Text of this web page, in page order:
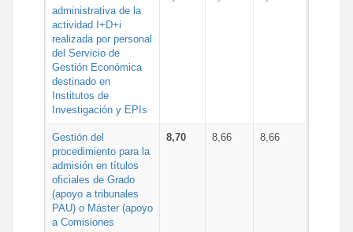
administrativa de la
actividad I+D+i
realizada por personal
del Servicio de
Gestión Económica
destinado en
Institutos de
Investigación y EPIs
Gestión del
procedimiento para la
admisión en títulos
oficiales de Grado
(apoyo a tribunales
PAU) o Máster (apoyo
a Comisiones
8,70 8,66 8,66